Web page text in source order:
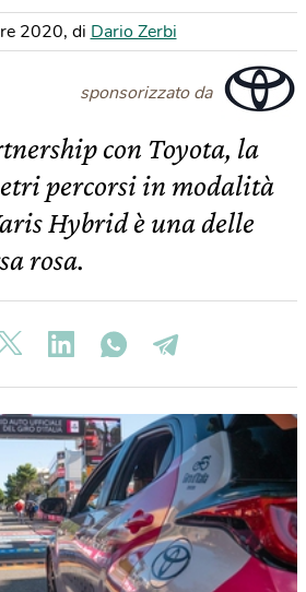
2020, di Dario Zerbi
sponsorizzato da
con Toyota, la
percorsi in modalità
Hybrid è una delle
rosa.